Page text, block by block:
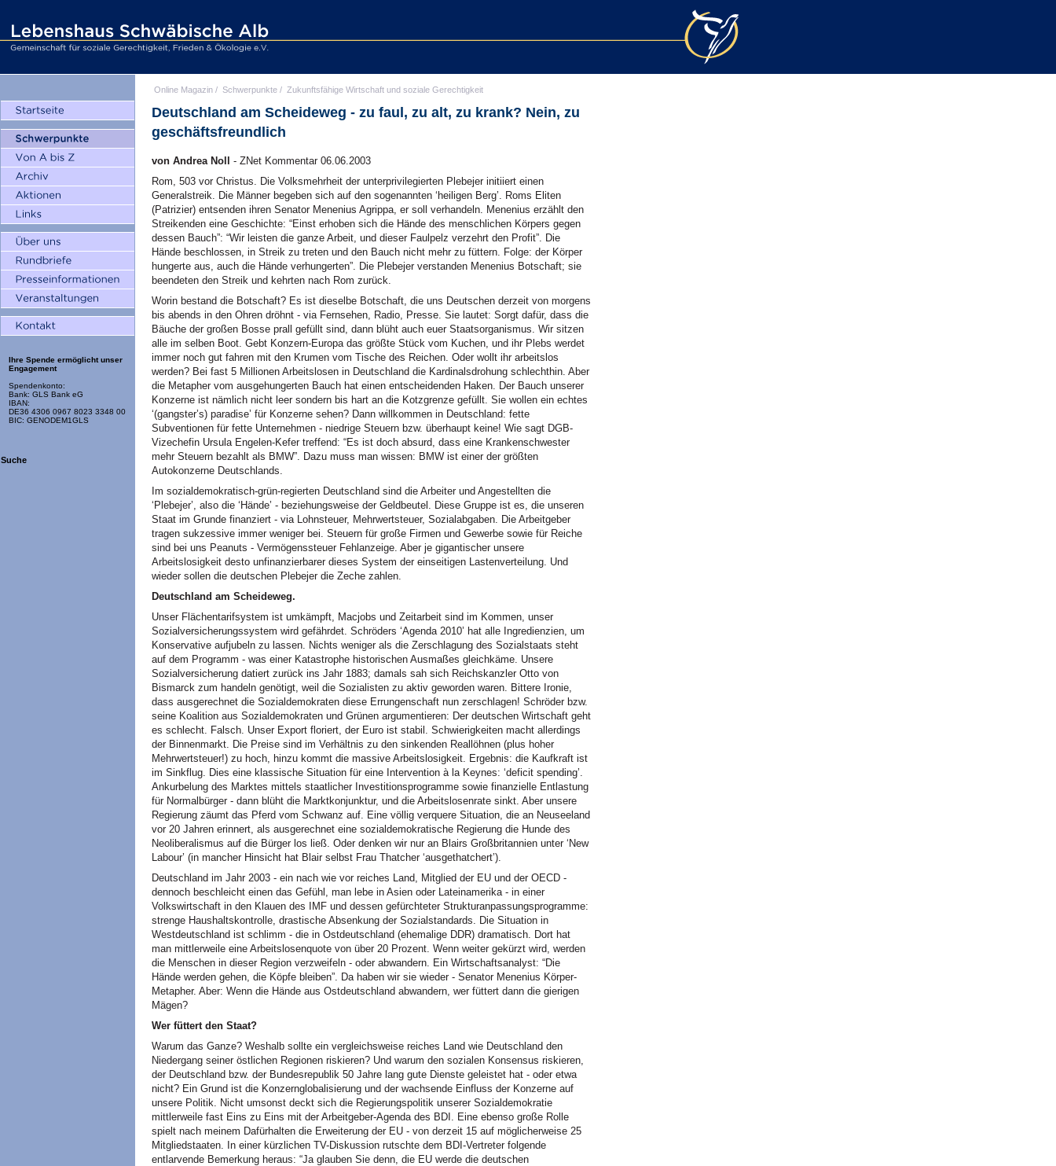
Ihre Spende ermöglicht unser
Engagement
Spendenkonto:
Bank: GLS Bank eG
IBAN:
DE36 4306 0967 8023 3348 00
BIC: GENODEM1GLS
Suche
Online Magazin / Schwerpunkte / Zukunftsfähige Wirtschaft und soziale Gerechtigkeit
Deutschland am Scheideweg - zu faul, zu alt, zu krank? Nein, zu
geschäftsfreundlich
von Andrea Noll - ZNet Kommentar 06.06.2003
Rom, 503 vor Christus. Die Volksmehrheit der unterprivilegierten Plebejer initiiert einen
Generalstreik. Die Männer begeben sich auf den sogenannten ‘heiligen Berg’. Roms Eliten
(Patrizier) entsenden ihren Senator Menenius Agrippa, er soll verhandeln. Menenius erzählt den
Streikenden eine Geschichte: “Einst erhoben sich die Hände des menschlichen Körpers gegen
dessen Bauch”: “Wir leisten die ganze Arbeit, und dieser Faulpelz verzehrt den Profit”. Die
Hände beschlossen, in Streik zu treten und den Bauch nicht mehr zu füttern. Folge: der Körper
hungerte aus, auch die Hände verhungerten”. Die Plebejer verstanden Menenius Botschaft; sie
beendeten den Streik und kehrten nach Rom zurück.
Worin bestand die Botschaft? Es ist dieselbe Botschaft, die uns Deutschen derzeit von morgens
bis abends in den Ohren dröhnt - via Fernsehen, Radio, Presse. Sie lautet: Sorgt dafür, dass die
Bäuche der großen Bosse prall gefüllt sind, dann blüht auch euer Staatsorganismus. Wir sitzen
alle im selben Boot. Gebt Konzern-Europa das größte Stück vom Kuchen, und ihr Plebs werdet
immer noch gut fahren mit den Krumen vom Tische des Reichen. Oder wollt ihr arbeitslos
werden? Bei fast 5 Millionen Arbeitslosen in Deutschland die Kardinalsdrohung schlechthin. Aber
die Metapher vom ausgehungerten Bauch hat einen entscheidenden Haken. Der Bauch unserer
Konzerne ist nämlich nicht leer sondern bis hart an die Kotzgrenze gefüllt. Sie wollen ein echtes
‘(gangster’s) paradise’ für Konzerne sehen? Dann willkommen in Deutschland: fette
Subventionen für fette Unternehmen - niedrige Steuern bzw. überhaupt keine! Wie sagt DGB-
Vizechefin Ursula Engelen-Kefer treffend: “Es ist doch absurd, dass eine Krankenschwester
mehr Steuern bezahlt als BMW”. Dazu muss man wissen: BMW ist einer der größten
Autokonzerne Deutschlands.
Im sozialdemokratisch-grün-regierten Deutschland sind die Arbeiter und Angestellten die
‘Plebejer’, also die ‘Hände’ - beziehungsweise der Geldbeutel. Diese Gruppe ist es, die unseren
Staat im Grunde finanziert - via Lohnsteuer, Mehrwertsteuer, Sozialabgaben. Die Arbeitgeber
tragen sukzessive immer weniger bei. Steuern für große Firmen und Gewerbe sowie für Reiche
sind bei uns Peanuts - Vermögenssteuer Fehlanzeige. Aber je gigantischer unsere
Arbeitslosigkeit desto unfinanzierbarer dieses System der einseitigen Lastenverteilung. Und
wieder sollen die deutschen Plebejer die Zeche zahlen.
Deutschland am Scheideweg.
Unser Flächentarifsystem ist umkämpft, Macjobs und Zeitarbeit sind im Kommen, unser
Sozialversicherungssystem wird gefährdet. Schröders ‘Agenda 2010’ hat alle Ingredienzien, um
Konservative aufjubeln zu lassen. Nichts weniger als die Zerschlagung des Sozialstaats steht
auf dem Programm - was einer Katastrophe historischen Ausmaßes gleichkäme. Unsere
Sozialversicherung datiert zurück ins Jahr 1883; damals sah sich Reichskanzler Otto von
Bismarck zum handeln genötigt, weil die Sozialisten zu aktiv geworden waren. Bittere Ironie,
dass ausgerechnet die Sozialdemokraten diese Errungenschaft nun zerschlagen! Schröder bzw.
seine Koalition aus Sozialdemokraten und Grünen argumentieren: Der deutschen Wirtschaft geht
es schlecht. Falsch. Unser Export floriert, der Euro ist stabil. Schwierigkeiten macht allerdings
der Binnenmarkt. Die Preise sind im Verhältnis zu den sinkenden Reallöhnen (plus hoher
Mehrwertsteuer!) zu hoch, hinzu kommt die massive Arbeitslosigkeit. Ergebnis: die Kaufkraft ist
im Sinkflug. Dies eine klassische Situation für eine Intervention à la Keynes: ‘deficit spending’.
Ankurbelung des Marktes mittels staatlicher Investitionsprogramme sowie finanzielle Entlastung
für Normalbürger - dann blüht die Marktkonjunktur, und die Arbeitslosenrate sinkt. Aber unsere
Regierung zäumt das Pferd vom Schwanz auf. Eine völlig verquere Situation, die an Neuseeland
vor 20 Jahren erinnert, als ausgerechnet eine sozialdemokratische Regierung die Hunde des
Neoliberalismus auf die Bürger los ließ. Oder denken wir nur an Blairs Großbritannien unter ‘New
Labour’ (in mancher Hinsicht hat Blair selbst Frau Thatcher ‘ausgethatchert’).
Deutschland im Jahr 2003 - ein nach wie vor reiches Land, Mitglied der EU und der OECD -
dennoch beschleicht einen das Gefühl, man lebe in Asien oder Lateinamerika - in einer
Volkswirtschaft in den Klauen des
IMF und dessen gefürchteter Strukturanpassungsprogramme:
strenge Haushaltskontrolle, drastische Absenkung der Sozialstandards. Die Situation in
Westdeutschland ist schlimm - die in Ostdeutschland (ehemalige DDR) dramatisch. Dort hat
man mittlerweile eine Arbeitslosenquote von über 20 Prozent. Wenn weiter gekürzt wird, werden
die Menschen in dieser Region verzweifeln - oder abwandern. Ein Wirtschaftsanalyst: “Die
Hände werden gehen, die Köpfe bleiben”. Da haben wir sie wieder - Senator Menenius Körper-
Metapher. Aber: Wenn die Hände aus Ostdeutschland abwandern, wer füttert dann die gierigen
Mägen?
Wer füttert den Staat?
Warum das Ganze? Weshalb sollte ein vergleichsweise reiches Land wie Deutschland den
Niedergang seiner östlichen Regionen riskieren? Und warum den sozialen Konsensus riskieren,
der Deutschland bzw. der Bundesrepublik 50 Jahre lang gute Dienste geleistet hat - oder etwa
nicht? Ein Grund ist die Konzernglobalisierung und der wachsende Einfluss der Konzerne auf
unsere Politik. Nicht umsonst deckt sich die Regierungspolitik unserer Sozialdemokratie
mittlerweile fast Eins zu Eins mit der Arbeitgeber-Agenda des BDI. Eine ebenso große Rolle
spielt nach meinem Dafürhalten die Erweiterung der EU - von derzeit 15 auf möglicherweise 25
Mitgliedstaaten. In einer kürzlichen TV-Diskussion rutschte dem BDI -Vertreter folgende
entlarvende Bemerkung heraus: “Ja glauben Sie denn, die EU werde die deutschen